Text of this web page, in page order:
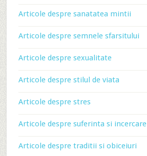
Articole despre sanatatea mintii
Articole despre semnele sfarsitului
Articole despre sexualitate
Articole despre stilul de viata
Articole despre stres
Articole despre suferinta si incercare
Articole despre traditii si obiceiuri